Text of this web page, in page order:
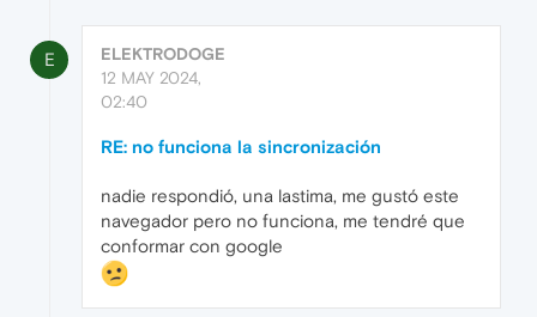
E
ELEKTRODOGE
12 MAY 2024,
02:40
RE: no funciona la sincronización
nadie respondió, una lastima, me gustó este
navegador pero no funciona, me tendré que
conformar con google